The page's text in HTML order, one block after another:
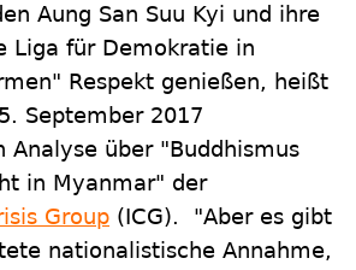
Aung San Suu Kyi und ihre
Liga für Demokratie in
Respekt genießen, heißt
September 2017
Analyse über "Buddhismus
in Myanmar" der
Group (ICG). "Aber es gibt
nationalistische Annahme,